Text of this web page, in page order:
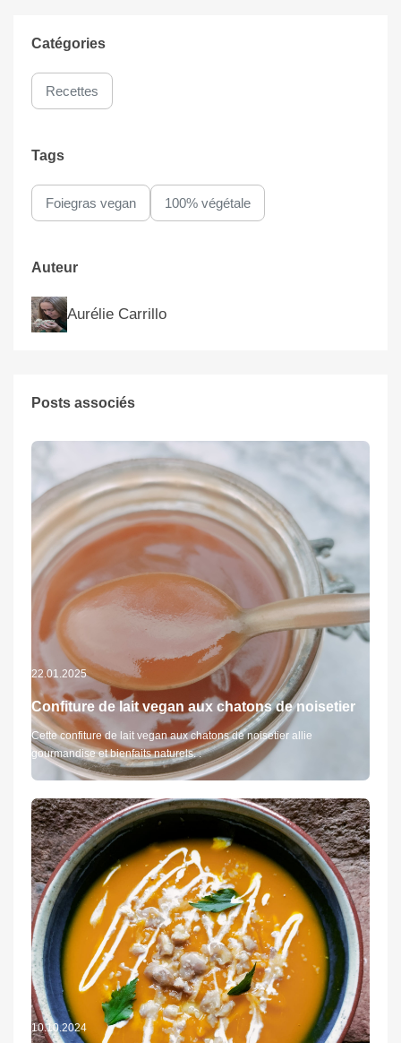
Catégories
Recettes
Tags
Foiegras vegan 100% végétale
Auteur
Aurélie Carrillo
Posts associés
22.01.2025
Confiture de lait vegan aux chatons de noisetier
Cette confiture de lait vegan aux chatons de noisetier allie
gourmandise et bienfaits naturels. .
10.10.2024